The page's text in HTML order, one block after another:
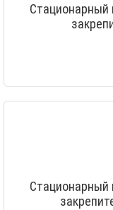
Стационарный
Стационарный